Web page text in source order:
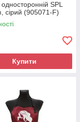
SPL
сірий (905071-F)
Купити